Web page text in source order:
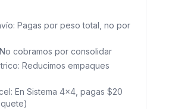
Pagas por peso total, no por
cobramos por consolidar
Reducimos empaques
En Sistema 4x4, pagas $20